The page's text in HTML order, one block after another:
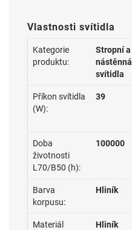
Vlastnosti svítidla
Kategorie
produktu:
Stropní a
nástěnná
svítidla
Příkon svítidla
(W):
39
Doba
životnosti
L70/B50 (h):
100000
Barva
korpusu:
Hliník
Materiál
Hliník